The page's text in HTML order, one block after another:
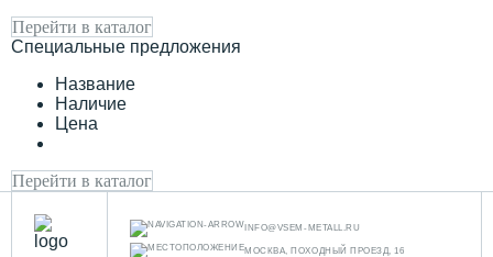
Перейти в каталог
Специальные предложения
Название
Наличие
Цена
Перейти в каталог
INFO@VSEM-METALL.RU
МОСКВА, ПОХОДНЫЙ ПРОЕЗД, 16